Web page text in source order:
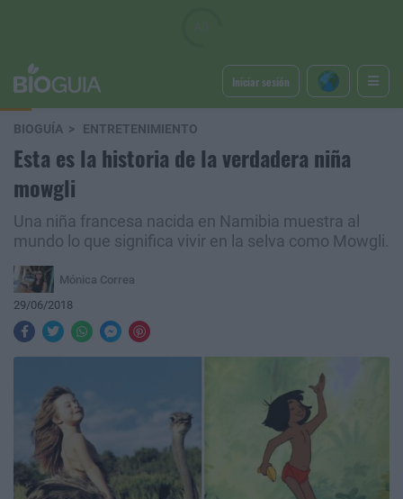
Iniciar sesión
BIOGUÍA ENTRETENIMIENTO
Esta es la historia de la verdadera niña
mowgli
Una niña francesa nacida en Namibia muestra al
mundo lo que significa vivir en la selva como Mowgli.
Mónica Correa
29/06/2018